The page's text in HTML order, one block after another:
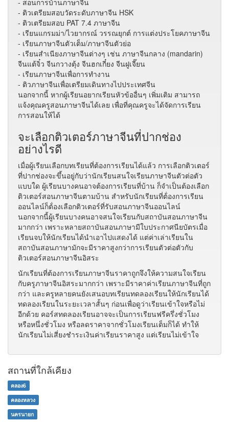
- สอนการบ้านภาษาจีน
- ติวเตรียมสอบวัดระดับภาษาจีน HSK
- ติวเตรียมสอบ PAT 7.4 ภาษาจีน
- เรียนแกรมม่า/ไวยากรณ์ วรรณยุกต์ การแต่งประโยคภาษาจีน
- เรียนภาษาจีนตัวเต็ม/ภาษาจีนตัวย่อ
- เรียนสำเนียงภาษาจีนต่างๆ เช่น ภาษาจีนกลาง (mandarin)
จีนแต้จิ๋ว จีนกวางตุ้ง จีนฮกเกี๋ยง จีนฝูเจี๊ยน
- เรียนภาษาจีนเพื่อการทำงาน
- ติวภาษาจีนเพื่อเตรียมเดินทางไปประเทศจีน
นอกจากนี้ หากผู้เรียนอยากเรียนหัวข้ออื่นๆ เพิ่มเติม สามารถ
แจ้งคุณครูสอนภาษาจีนได้เลย เพื่อที่คุณครูจะได้จัดการเรียน
การสอนให้ได้
จะเลือกติวเตอร์ภาษาจีนที่ปากช่อง
อย่างไรดี
เมื่อผู้เรียนเลือกบทเรียนที่ต้องการเรียนได้แล้ว การเลือกติวเตอร์
ที่ปากช่องจะขึ้นอยู่กับว่านักเรียนสนใจเรียนภาษาจีนตัวต่อตัว
แบบใด ผู้เรียนบางคนอาจต้องการเรียนที่บ้าน ก็จำเป็นต้องเลือก
ติวเตอร์สอนภาษาจีนตามบ้าน สำหรับนักเรียนที่ต้่องการเรียน
ออนไลน์ก็ต้่องเลือกติวเตอร์ที่รับสอนภาษาจีนออนไลน์
นอกจากนี้ผู้เรียนบางคนอาจสนใจเรียนกับสถาบันสอนภาษาจีน
มากกว่า เพราะหลายสถาบันสอนภาษามีใบประกาศนียบัตรเมื่อ
เรียนจบให้นักเรียนได้นำเอาไปแสดงได้ แต่ค่าเล่าเรียนใน
สถาบันสอนภาษามักจะมีราคาสูงกว่าการเรียนตัวต่อตัวกับ
ติวเตอร์สอนภาษาจีนอิสระ
นักเรียนที่ต้องการเรียนภาษาจีนราคาถูกจึงให้ความสนใจเรียน
กับครูภาษาจีนอิสระมากกว่า เพราะมีราคาค่าเรียนภาษาจีนที่ถูก
กว่า และครูหลายคนยังเสนอบทเรียนทดลองเรียนให้นักเรียนได้
ทดลองเรียนในระยะเวลาสั้นๆ ก่อนเพื่อดูว่าเรียนเข้าใจหรือไม่
อีกด้วย คอร์สทดลองเรียนอาจจะเป็นการเรียนฟรีครึ่งชั่วโมง
หรือหนึ่งชั่วโมง หรือลดราคาจากชั่วโมงเรียนเต็มก็ได้ ทำให้
นักเรียนไม่เสี่ยงชำระเงินค่าเรียนราคาสูง แต่เรียนไม่เข้าใจ
สถานที่ใกล้เคียง
คลอง6
คลองหลวง
นครนายก